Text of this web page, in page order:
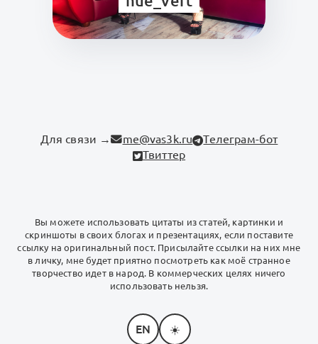
Для связи → me@vas3k.ru
Телеграм-бот
Твиттер
Вы можете использовать цитаты из статей, картинки и
скриншоты в своих блогах и презентациях, если поставите
ссылку на оригинальный пост. Присылайте ссылки на них мне
в личку, мне будет приятно посмотреть как моё странное
творчество идет в народ. В коммерческих целях ничего
использовать нельзя.
EN